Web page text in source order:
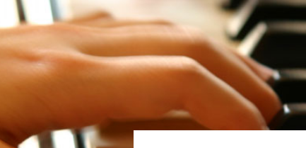
Hans-Gál- Junior-Akademie
Elternbeirat
Die PCK-App
Bibliothek
Unterrichtsorte
Anmeldung
Freie Plätze
Ferientermine
Jugend musiziert 2025
FAQ (Häufig gestellte Fragen)
Termine
Bewerbung
Download
Kontakt und Öffnungszeiten